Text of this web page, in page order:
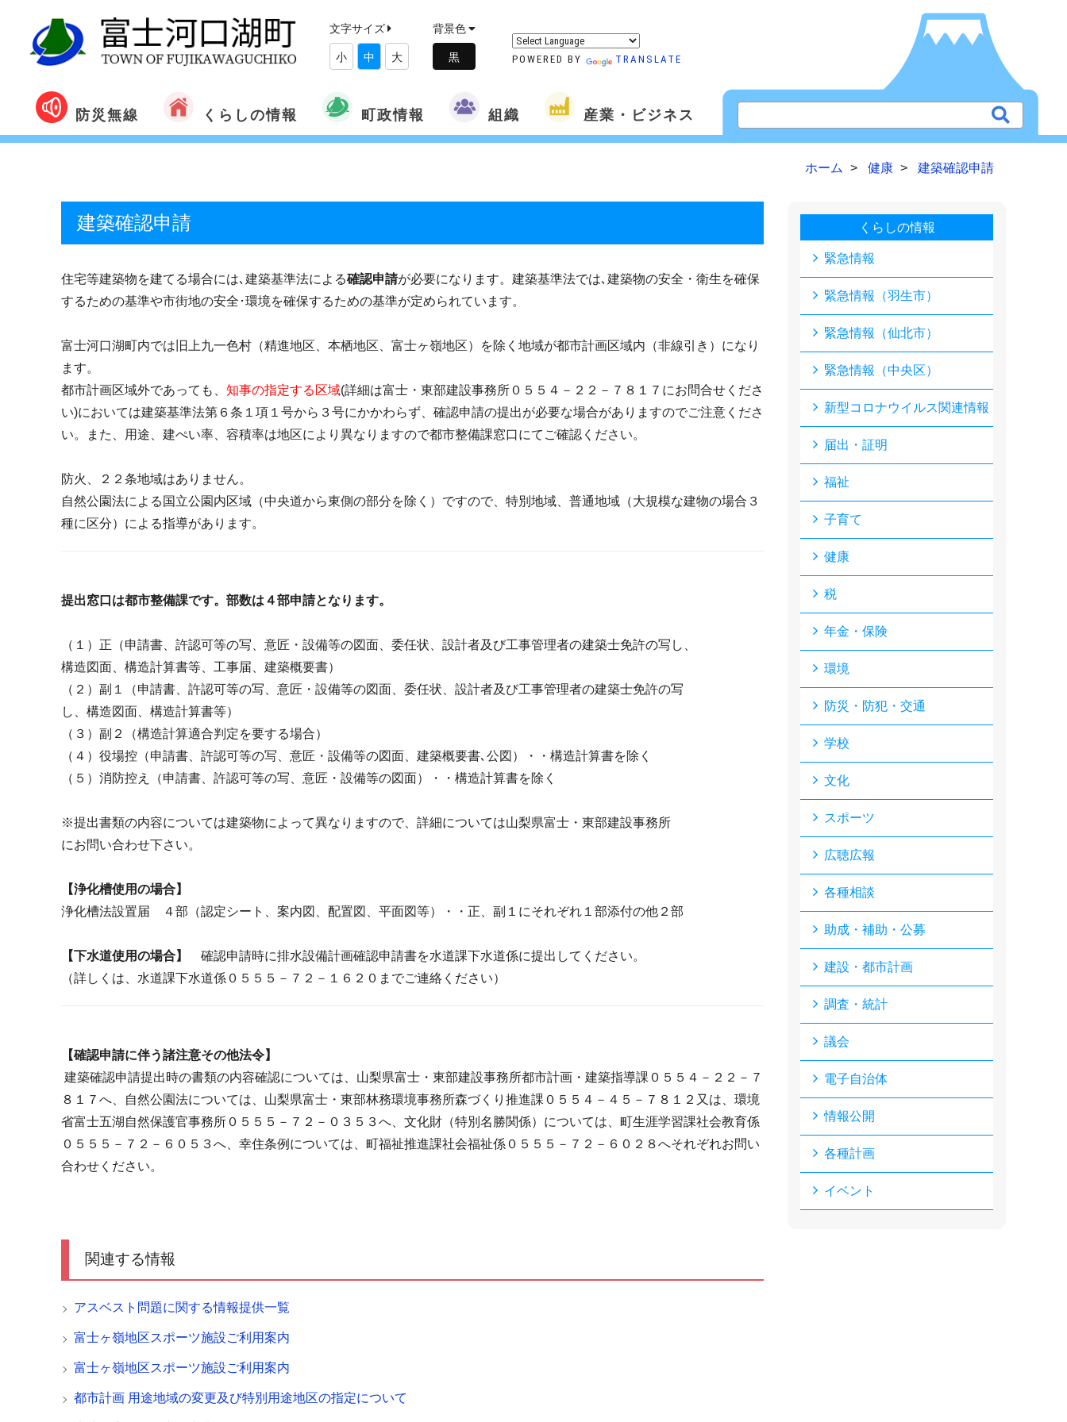
文字サイズ
小 中 大
背景色
POWERED BY TRANSLATE
防災無線 くらしの情報 町政情報 組織 産業・ビジネス
ホーム 健康 建築確認申請
建築確認申請
住宅等建築物を建てる場合には､建築基準法による確認申請が必要になります。建築基準法では､建築物の安全・衛生を確保
するための基準や市街地の安全･環境を確保するための基準が定められています。
富士河口湖町内では旧上九一色村（精進地区、本栖地区、富士ヶ嶺地区）を除く地域が都市計画区域内（非線引き）になり
ます。
都市計画区域外であっても、 知事の指定する区域(詳細は富士・東部建設事務所０５５４－２２－７８１７にお問合せくださ
い)においては建築基準法第６条１項１号から３号にかかわらず、確認申請の提出が必要な場合がありますのでご注意くださ
い。また、用途、建ぺい率、容積率は地区により異なりますので都市整備課窓口にてご確認ください。
防火、２２条地域はありません。
自然公園法による国立公園内区域（中央道から東側の部分を除く）ですので、特別地域、普通地域（大規模な建物の場合３
種に区分）による指導があります。
提出窓口は都市整備課です。部数は４部申請となります。
（１）正（申請書、許認可等の写、意匠・設備等の図面、委任状、設計者及び工事管理者の建築士免許の写し、
構造図面、構造計算書等、工事届、建築概要書）
（２）副１（申請書、許認可等の写、意匠・設備等の図面、委任状、設計者及び工事管理者の建築士免許の写
し、構造図面、構造計算書等）
（３）副２（構造計算適合判定を要する場合）
（４）役場控（申請書、許認可等の写、意匠・設備等の図面、建築概要書､公図）・・構造計算書を除く
（５）消防控え（申請書、許認可等の写、意匠・設備等の図面）・・構造計算書を除く
※提出書類の内容については建築物によって異なりますので、詳細については山梨県富士・東部建設事務所
にお問い合わせ下さい。
【浄化槽使用の場合】
浄化槽法設置届 ４部（認定シート、案内図、配置図、平面図等）・・正、副１にそれぞれ１部添付の他２部
【下水道使用の場合】
確認申請時に排水設備計画確認申請書を水道課下水道係に提出してください。
（詳しくは、水道課下水道係０５５５－７２－１６２０までご連絡ください）
【確認申請に伴う諸注意その他法令】
建築確認申請提出時の書類の内容確認については、山梨県富士・東部建設事務所都市計画・建築指導課０５５４－２２－７
８１７へ、自然公園法については、山梨県富士・東部林務環境事務所森づくり推進課０５５４－４５－７８１２又は、環境
省富士五湖自然保護官事務所０５５５－７２－０３５３へ、文化財（特別名勝関係）については、町生涯学習課社会教育係
０５５５－７２－６０５３へ、幸住条例については、町福祉推進課社会福祉係０５５５－７２－６０２８へそれぞれお問い
合わせください。
関連する情報
アスベスト問題に関する情報提供一覧
富士ヶ嶺地区スポーツ施設ご利用案内
富士ヶ嶺地区スポーツ施設ご利用案内
都市計画 用途地域の変更及び特別用途地区の指定について
くらしの情報
緊急情報
緊急情報（羽生市）
緊急情報（仙北市）
緊急情報（中央区）
新型コロナウイルス関連情報
届出・証明
福祉
子育て
健康
税
年金・保険
環境
防災・防犯・交通
学校
文化
スポーツ
広聴広報
各種相談
助成・補助・公募
建設・都市計画
調査・統計
議会
電子自治体
情報公開
各種計画
イベント